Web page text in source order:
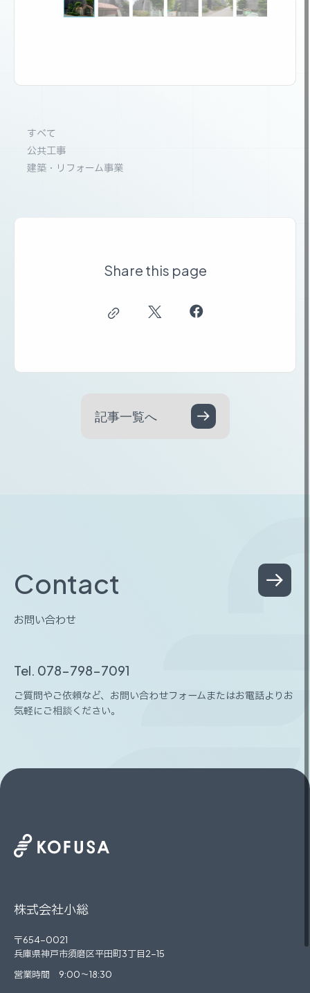
すべて
公共工事
建築・リフォーム事業
Share this page
記事一覧へ
Contact
お問い合わせ
Tel. 078-798-7091
ご質問やご依頼など、 お問い合わせフォームまたはお電話よりお
気軽にご相談ください。
株式会社小総
〒654-0021
兵庫県神戸市須磨区平田町3丁目2-15
営業時間 9:00～18:30